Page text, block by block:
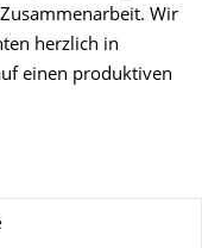
Wir
herzlich in
einen produktiven